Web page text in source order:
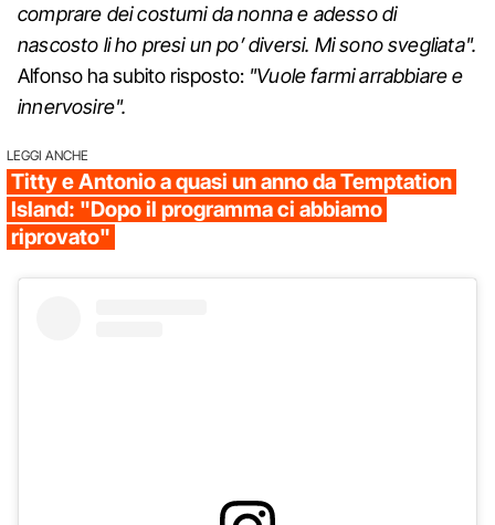
comprare dei costumi da nonna e adesso di
nascosto li ho presi un po’ diversi. Mi sono svegliata".
Alfonso ha subito risposto: "Vuole farmi arrabbiare e
innervosire".
LEGGI ANCHE
Titty e Antonio a quasi un anno da Temptation
Island: "Dopo il programma ci abbiamo
riprovato"